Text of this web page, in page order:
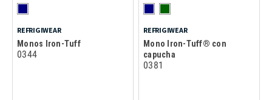
REFRIGIWEAR
Monos Iron-Tuff
0344
REFRIGIWEAR
Mono Iron-Tuff® con
capucha
0381